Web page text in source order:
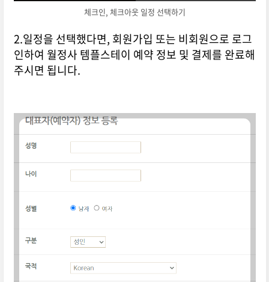
체크인, 체크아웃 일정 선택하기
2.일정을 선택했다면, 회원가입 또는 비회원으로 로그
인하여 월정사 템플스테이 예약 정보 및 결제를 완료해
주시면 됩니다.